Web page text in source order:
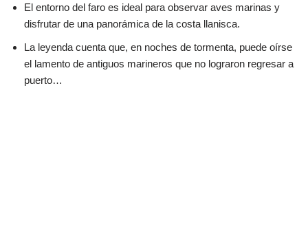
El entorno del faro es ideal para observar aves marinas y
disfrutar de una panorámica de la costa llanisca.
La leyenda cuenta que, en noches de tormenta, puede oírse
el lamento de antiguos marineros que no lograron regresar a
puerto…